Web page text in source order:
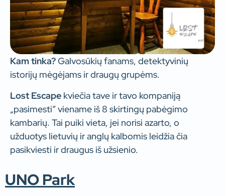
Kam tinka?Galvosūkių fanams, detektyvinių
istorijų mėgėjams ir draugų grupėms.
Lost Escape kviečia tave ir tavo kompaniją
„pasimesti“ viename iš 8 skirtingų pabėgimo
kambarių. Tai puiki vieta, jei norisi azarto, o
užduotys lietuvių ir anglų kalbomis leidžia čia
pasikviesti ir draugus iš užsienio.
UNO Park